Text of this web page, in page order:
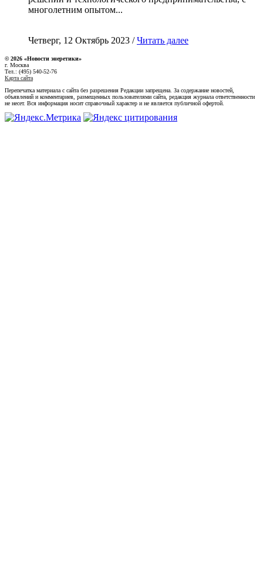
многолетним опытом...
Четверг, 12 Октябрь 2023 /Читать далее
© 2026 «Новости энеретики»
г. Москва
Тел.: (495) 540-52-76
Карта сайта
Перепечатка материала с сайта без разрешения Редакции запрещена. За содержание новостей,
объявлений и комментариев, размещенных пользователями сайта, редакция журнала ответственности
не несет. Вся информация носит справочный характер и не является публичной офертой.